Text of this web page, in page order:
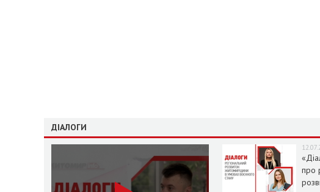
ДІАЛОГИ
про